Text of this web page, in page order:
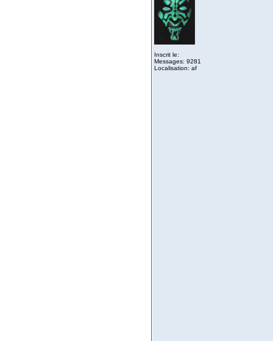
Inscrit le:
Messages: 9281
Localisation: af